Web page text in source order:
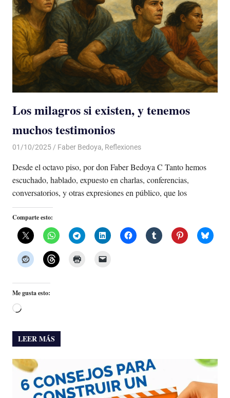
Los milagros si existen, y tenemos
muchos testimonios
01/10/2025 De todo un Poco
Faber Bedoya, Reflexiones
Desde el octavo piso, por don Faber Bedoya C Tanto hemos
escuchado, hablado, expuesto en charlas, conferencias,
conversatorios, y otras expresiones en público, que los
Comparte esto:
Me gusta esto:
Cargando...
LEER MÁS